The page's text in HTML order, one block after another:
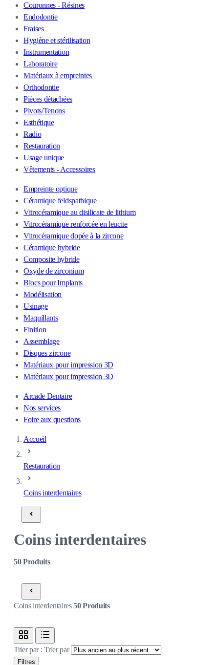
Couronnes - Résines
Endodontie
Fraises
Hygiène et stérilisation
Instrumentation
Laboratoire
Matériaux à empreintes
Orthodontie
Pièces détachées
Pivots/Tenons
Esthétique
Radio
Restauration
Usage unique
Vêtements - Accessoires
Empreinte optique
Céramique feldspathique
Vitrocéramique au disilicate de lithium
Vitrocéramique renforcée en leucite
Vitrocéramique dopée à la zircone
Céramique hybride
Composite hybride
Oxyde de zirconium
Blocs pour Implants
Modélisation
Usinage
Maquillants
Finition
Assemblage
Disques zircone
Matériaux pour impression 3D
Matériaux pour impression 3D
Arcade Dentaire
Nos services
Foire aux questions
Accueil
Restauration
Coins interdentaires
Coins interdentaires
50Produits
Coins interdentaires 50Produits
Trier par :Trier par
Filtres